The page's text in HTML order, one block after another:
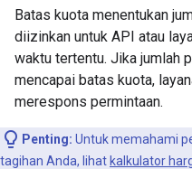
Batas kuota menentukan
diizinkan untuk API atau
waktu tertentu. Jika jumlah
mencapai batas kuota,
merespons permintaan.
Penting: Untuk memahami
tagihan Anda, lihat kalkulator